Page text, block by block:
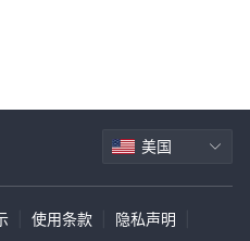
美国
使用条款 隐私声明